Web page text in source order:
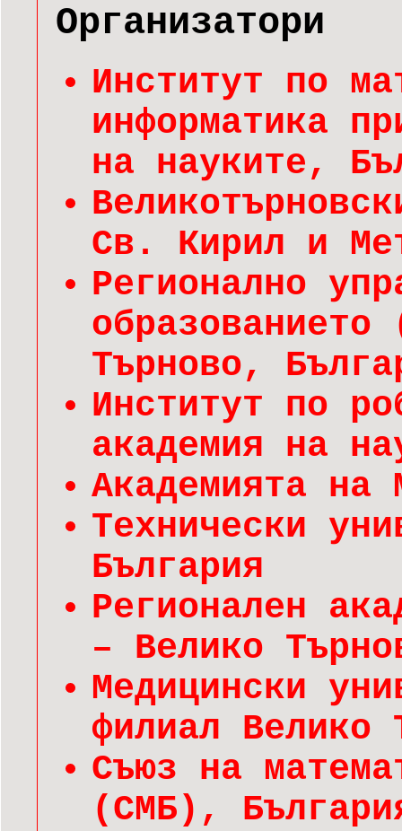
Организатори
Институт по
информатика
на науките,
Св. Кирил и
Регионално
Търново,
Институт по
академия на
Академията на
Технически
България
Регионален
– Велико
Медицински
филиал Велико
Съюз на
(СМБ),